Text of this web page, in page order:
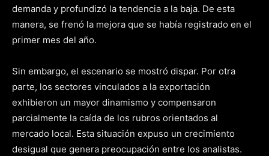
demanda y profundizó la tendencia a la baja. De esta
manera, se frenó la mejora que se había registrado en el
primer mes del año.
Sin embargo, el escenario se mostró dispar. Por otra
parte, los sectores vinculados a la exportación
exhibieron un mayor dinamismo y compensaron
parcialmente la caída de los rubros orientados al
mercado local. Esta situación expuso un crecimiento
desigual que genera preocupación entre los analistas.